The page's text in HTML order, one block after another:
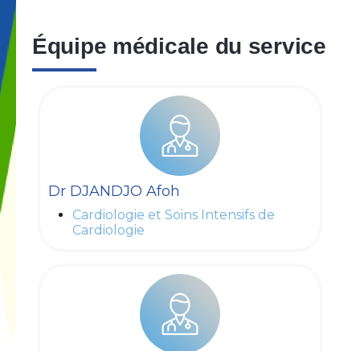
Équipe médicale du service
Dr DJANDJO Afoh
Cardiologie et Soins Intensifs de
Cardiologie